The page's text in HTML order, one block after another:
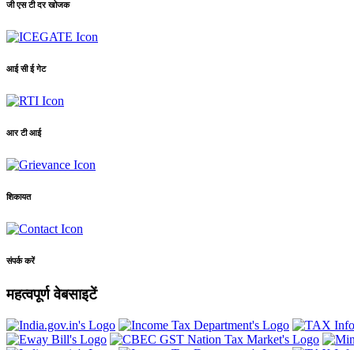
जी एस टी दर खोजक
आई सी ई गेट
आर टी आई
शिकायत
संपर्क करें
महत्वपूर्ण वेबसाइटें